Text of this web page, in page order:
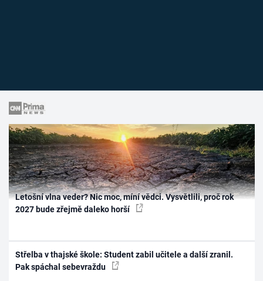
Letošní vlna veder? Nic moc, míní vědci. Vysvětlili, proč rok
2027 bude zřejmě daleko horší
Střelba v thajské škole: Student zabil učitele a další zranil.
Pak spáchal sebevraždu